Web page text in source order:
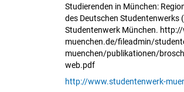
Studierenden in München:
des Deutschen Studentenwerks
Studentenwerk München.
muenchen.de/fileadmin/
muenchen/publikationen/
web.pdf